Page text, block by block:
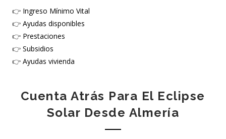
👉 Ingreso Mínimo Vital
👉 Ayudas disponibles
👉 Prestaciones
👉 Subsidios
👉 Ayudas vivienda
Cuenta Atrás Para El Eclipse
Solar Desde Almería